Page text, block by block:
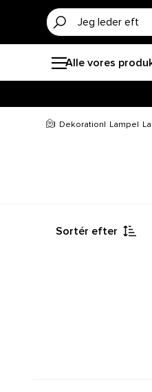
Alle vores
Dekoration Lampe
Sortér efter